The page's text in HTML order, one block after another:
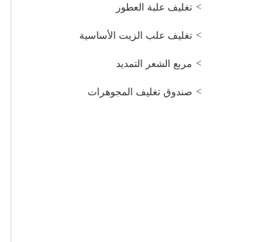
تغليف علبة العطور
تغليف علب الزيت الأساسية
مربع الشعر التمديد
صندوق تغليف المجوهرات